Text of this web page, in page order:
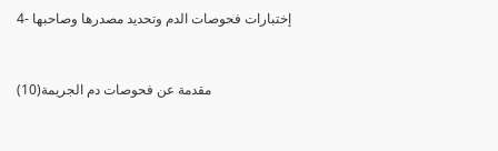
4- إختبارات فحوصات الدم وتحديد مصدرها وصاحبها
(10)مقدمة عن فحوصات دم الجريمة